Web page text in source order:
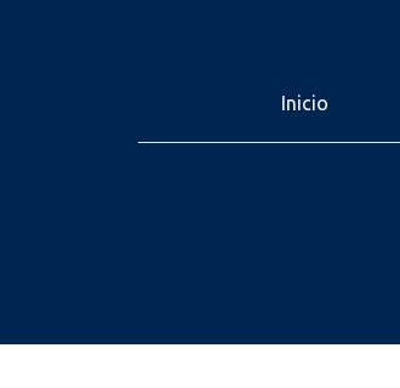
Inicio